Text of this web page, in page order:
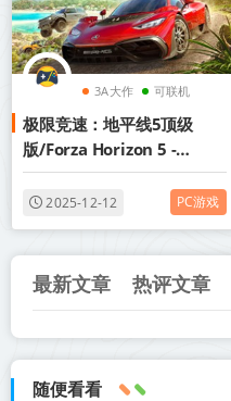
3A大作 可联机
驾驶
极限竞速：地平线5顶级
版/Forza Horizon 5 -
Premium Edition 单机+联
机 v1.687.302 全DLC 赠全
2025-12-12 PC游戏
最新文章 热评文章
随便看看